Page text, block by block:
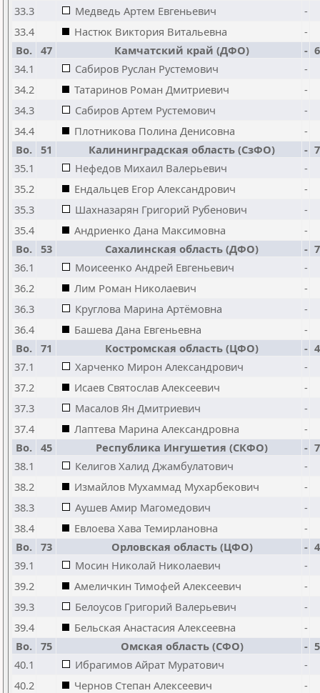
33.3
Медведь Артем Евгеньевич
-
33.4
Настюк Виктория Витальевна
-
Bo. 47 Камчатский край (ДФО) -
34.1
Сабиров Руслан Рустемович
-
34.2
Татаринов Роман Дмитриевич
-
34.3
Сабиров Артем Рустемович
-
34.4
Плотникова Полина Денисовна
-
Bo. 51 Калининградская область (СзФО) -
35.1
Нефедов Михаил Валерьевич
-
35.2
Ендальцев Егор Александрович
-
35.3
Шахназарян Григорий Рубенович
-
35.4
Андриенко Дана Максимовна
-
Bo. 53 Сахалинская область (ДФО) -
36.1
Моисеенко Андрей Евгеньевич
-
36.2
Лим Роман Николаевич
-
36.3
Круглова Марина Артёмовна
-
36.4
Башева Дана Евгеньевна
-
Bo. 71 Костромская область (ЦФО) -
37.1
Харченко Мирон Александрович
-
37.2
Исаев Святослав Алексеевич
-
37.3
Масалов Ян Дмитриевич
-
37.4
Лаптева Марина Александровна
-
Bo. 45 Республика Ингушетия (СКФО) -
38.1
Келигов Халид Джамбулатович
-
38.2
Измайлов Мухаммад Мухарбекович
-
38.3
Аушев Амир Магомедович
-
38.4
Евлоева Хава Темирлановна
-
Bo. 73 Орловская область (ЦФО) -
39.1
Мосин Николай Николаевич
-
39.2
Амеличкин Тимофей Алексеевич
-
39.3
Белоусов Григорий Валерьевич
-
39.4
Бельская Анастасия Алексеевна
-
Bo. 75 Омская область (СФО) -
40.1
Ибрагимов Айрат Муратович
-
40.2
Чернов Степан Алексеевич
-